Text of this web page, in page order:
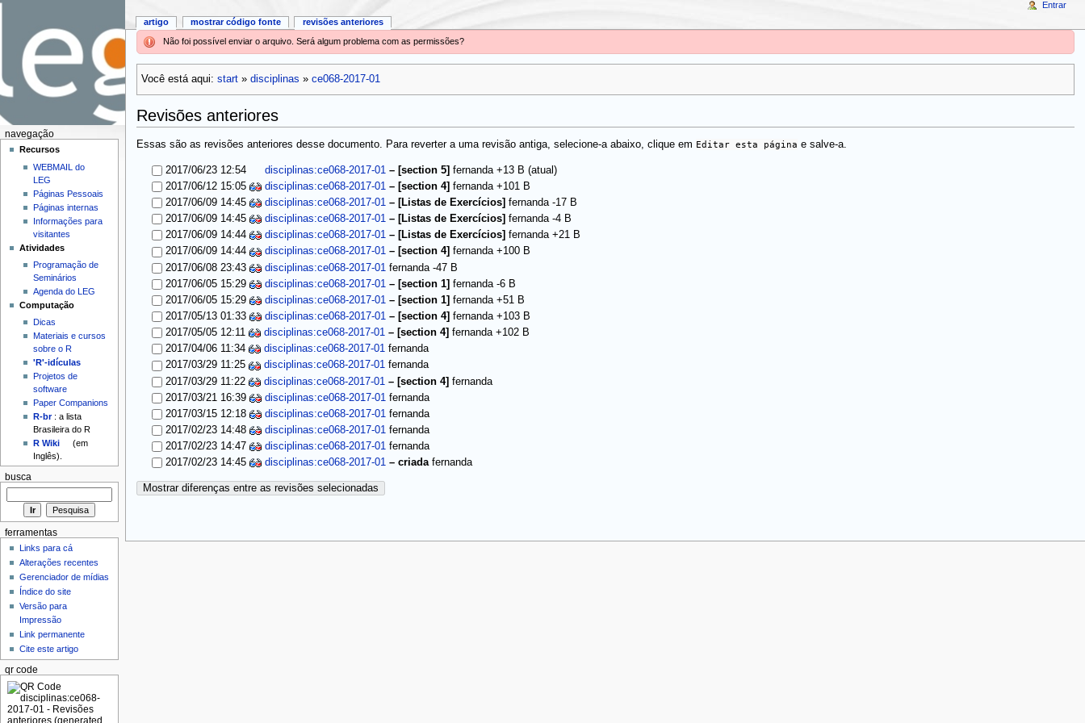
Não foi possível enviar o arquivo. Será algum problema com as permissões?
Você está aqui: start» disciplinas » ce068-2017-01
Revisões anteriores
Essas são as revisões anteriores desse documento. Para reverter a uma revisão antiga, selecione-a abaixo, clique em Editar esta página e salve-a.
2017/06/23 12:54 disciplinas:ce068-2017-01 – [section 5] fernanda +13 B (atual)
2017/06/12 15:05
disciplinas:ce068-2017-01 – [section 4] fernanda +101 B
2017/06/09 14:45
disciplinas:ce068-2017-01 – [Listas de Exercícios] fernanda -17 B
2017/06/09 14:45
disciplinas:ce068-2017-01 – [Listas de Exercícios] fernanda -4 B
2017/06/09 14:44
disciplinas:ce068-2017-01 – [Listas de Exercícios] fernanda +21 B
2017/06/09 14:44
disciplinas:ce068-2017-01 – [section 4] fernanda +100 B
2017/06/08 23:43
disciplinas:ce068-2017-01 fernanda -47 B
2017/06/05 15:29
disciplinas:ce068-2017-01 – [section 1] fernanda -6 B
2017/06/05 15:29
disciplinas:ce068-2017-01 – [section 1] fernanda +51 B
2017/05/13 01:33
disciplinas:ce068-2017-01 – [section 4] fernanda +103 B
2017/05/05 12:11
disciplinas:ce068-2017-01 – [section 4] fernanda +102 B
2017/04/06 11:34
disciplinas:ce068-2017-01 fernanda
2017/03/29 11:25
disciplinas:ce068-2017-01 fernanda
2017/03/29 11:22
disciplinas:ce068-2017-01 – [section 4] fernanda
2017/03/21 16:39
disciplinas:ce068-2017-01 fernanda
2017/03/15 12:18
disciplinas:ce068-2017-01 fernanda
2017/02/23 14:48
disciplinas:ce068-2017-01 fernanda
2017/02/23 14:47
disciplinas:ce068-2017-01 fernanda
2017/02/23 14:45
disciplinas:ce068-2017-01 – criada fernanda
Mostrar diferenças entre as revisões selecionadas
artigo mostrar código fonte revisões anteriores
Entrar
navegação
Recursos
WEBMAIL do
LEG
Páginas Pessoais
Páginas internas
Informações para
visitantes
Atividades
Programação de
Seminários
Agenda do LEG
Computação
Dicas
Materiais e cursos
sobre o R
'R'-idículas
Projetos de
software
Paper Companions
R-br: a lista
Brasileira do R
R Wiki
(em
Inglês).
busca
ferramentas
Links para cá
Alterações recentes
Gerenciador de mídias
Índice do site
Versão para
Impressão
Link permanente
Cite este artigo
qr code